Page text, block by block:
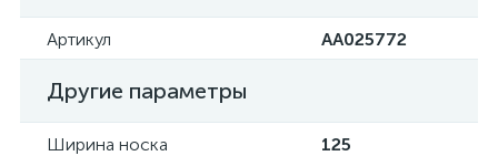
Артикул AA025772
Другие параметры
Ширина носка
125